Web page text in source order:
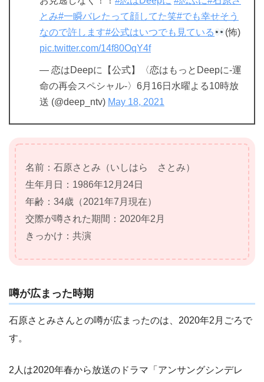
とみ#一瞬バレたって顔してた笑#でも幸せそう
なので許します#公式はいつでも見ている
(怖)
pic.twitter.com/14f80OqY4f
— 恋はDeepに【公式】〈恋はもっとDeepに-運
命の再会スペシャル-〉6月16日水曜よる10時放
送 (@deep_ntv) May 18, 2021
名前：石原さとみ（いしはら さとみ）
生年月日：1986年12月24日
年齢：34歳（2021年7月現在）
交際が噂された期間：2020年2月
きっかけ：共演
噂が広まった時期
石原さとみさんとの噂が広まったのは、2020年2月ごろで
す。
2人は2020年春から放送のドラマ「アンサングシンデレ